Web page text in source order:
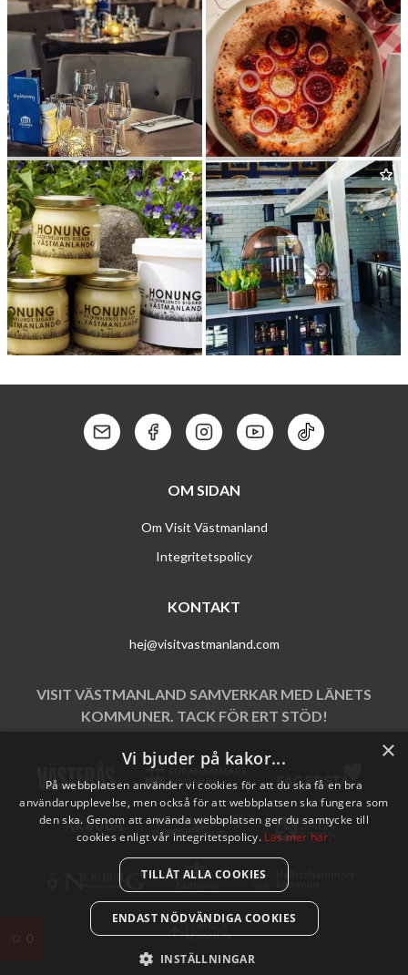
0
GREKISKA GRILL&BAR PIAZ­ZA DI SPAGNA
Kontakt: MailKontakt: Facebook
Kontakt: Instagram
Kontakt: Youtube
Kontakt: Tik
OM SIDAN
Om Visit Västmanland
Integritetspolicy
KONTAKT
hej@visitvastmanland.com
VISIT VÄSTMANLAND SAMVERKAR MED LÄNETS
KOMMUNER. TACK FÖR ERT STÖD!
×
Vi bjuder på kakor...
På webbplatsen använder vi cookies för att du ska få en bra
användarupplevelse, men också för att webbplatsen ska fungera som
den ska. Genom att använda webbplatsen ger du samtycke till
cookies enligt vår integritetspolicy. Läs mer här.
TILLÅT ALLA COOKIES
ENDAST NÖDVÄNDIGA COOKIES
INSTÄLLNINGAR